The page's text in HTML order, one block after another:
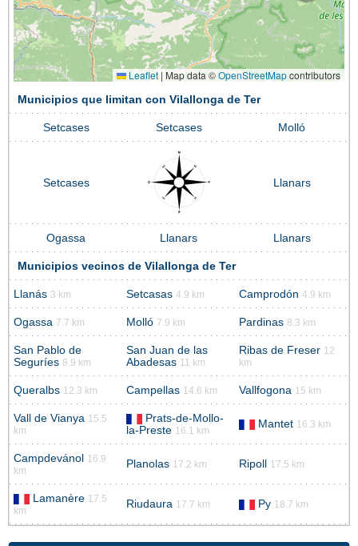
Leaflet | Map data ©OpenStreetMapcontributors
Municipios que limitan con Vilallonga de Ter
Setcases Setcases Molló
Setcases Llanars
Ogassa Llanars Llanars
Municipios vecinos de Vilallonga de Ter
Llanás 3 km Setcasas 4.9 km Camprodón 4.9 km
Ogassa 7.7 km Molló 7.9 km Pardinas 8.3 km
San Pablo de
Seguríes 8.9 km
San Juan de las
Abadesas 11 km
Ribas de Freser 12
km
Queralbs 12.3 km Campellas 14.6 km Vallfogona 15 km
Vall de Vianya 15.5
km
Prats-de-Mollo-
la-Preste 16.1 km
Mantet 16.3 km
Campdevánol
16.9
km
Planolas 17.2 km Ripoll 17.5 km
Lamanère 17.5
km
Riudaura 17.7 km Py 18.7 km